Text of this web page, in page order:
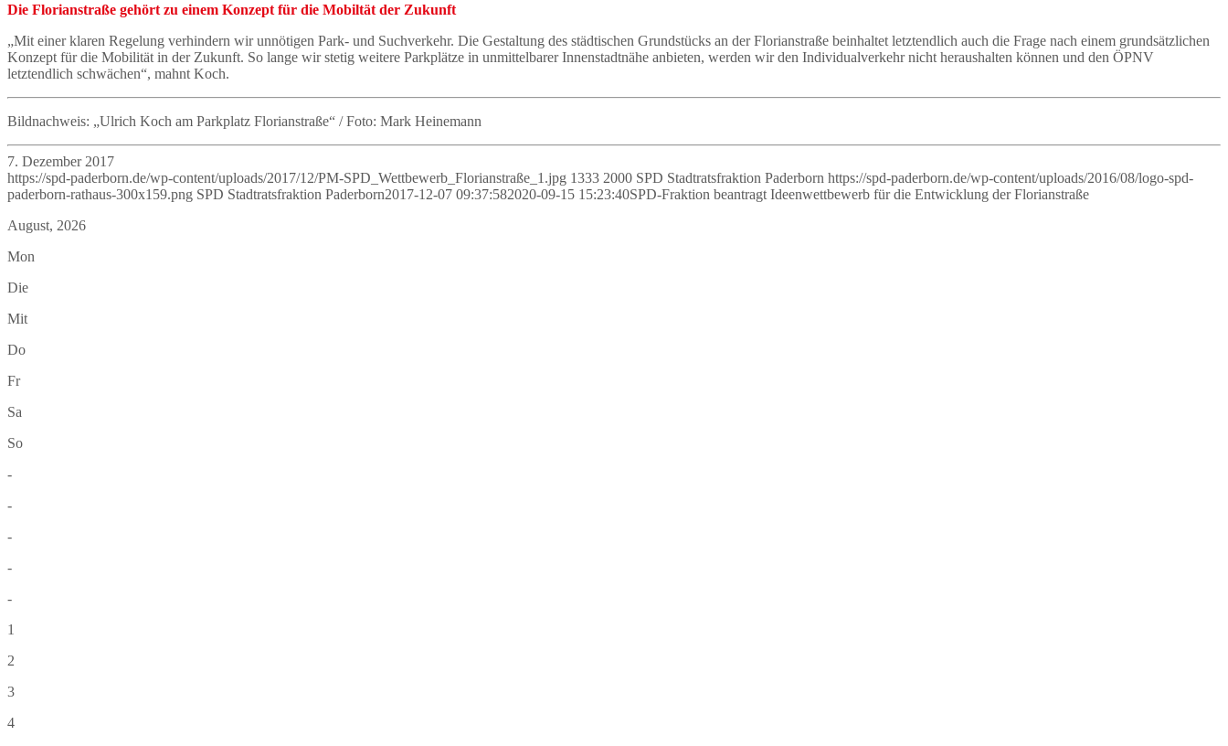
Die Florianstraße gehört zu einem Konzept für die Mobiltät der Zukunft
„Mit einer klaren Regelung verhindern wir unnötigen Park- und Suchverkehr. Die Gestaltung des städtischen Grundstücks an der Florianstraße beinhaltet letztendlich auch die Frage nach einem grundsätzlichen
Konzept für die Mobilität in der Zukunft. So lange wir stetig weitere Parkplätze in unmittelbarer Innenstadtnähe anbieten, werden wir den Individualverkehr nicht heraushalten können und den ÖPNV
letztendlich schwächen“, mahnt Koch.
Bildnachweis: „Ulrich Koch am Parkplatz Florianstraße“ / Foto: Mark Heinemann
7. Dezember 2017
https://spd-paderborn.de/wp-content/uploads/2017/12/PM-SPD_Wettbewerb_Florianstraße_1.jpg 1333 2000 SPD Stadtratsfraktion Paderborn https://spd-paderborn.de/wp-content/uploads/2016/08/logo-spd-
paderborn-rathaus-300x159.png SPD Stadtratsfraktion Paderborn2017-12-07 09:37:582020-09-15 15:23:40SPD-Fraktion beantragt Ideenwettbewerb für die Entwicklung der Florianstraße
August, 2026
Mon
Die
Mit
Do
Fr
Sa
So
-
-
-
-
-
1
2
3
4